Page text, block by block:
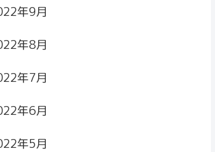
年9月
年8月
年7月
年6月
年5月